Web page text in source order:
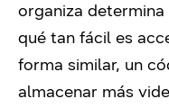
organiza
qué tan fácil es
forma similar, un
almacenar más